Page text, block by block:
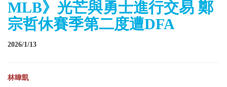
MLB》光芒與勇士進行交易 鄭
宗哲休賽季第二度遭DFA
2026/1/13
林暐凱